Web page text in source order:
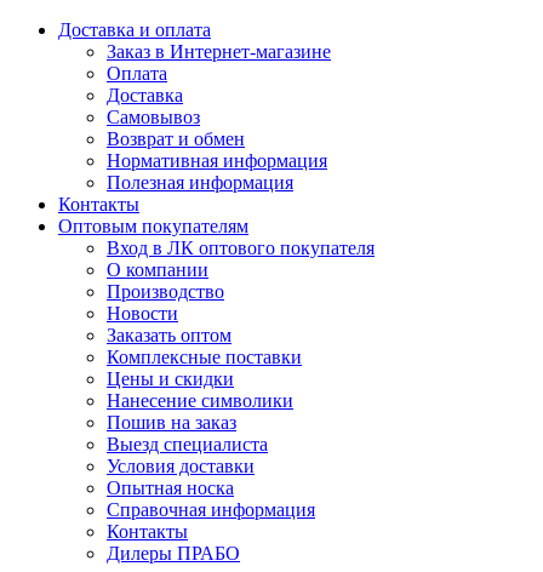
Доставка и оплата
Заказ в Интернет-магазине
Оплата
Доставка
Самовывоз
Возврат и обмен
Нормативная информация
Полезная информация
Контакты
Оптовым покупателям
Вход в ЛК оптового покупателя
О компании
Производство
Новости
Заказать оптом
Комплексные поставки
Цены и скидки
Нанесение символики
Пошив на заказ
Выезд специалиста
Условия доставки
Опытная носка
Справочная информация
Контакты
Дилеры ПРАБО